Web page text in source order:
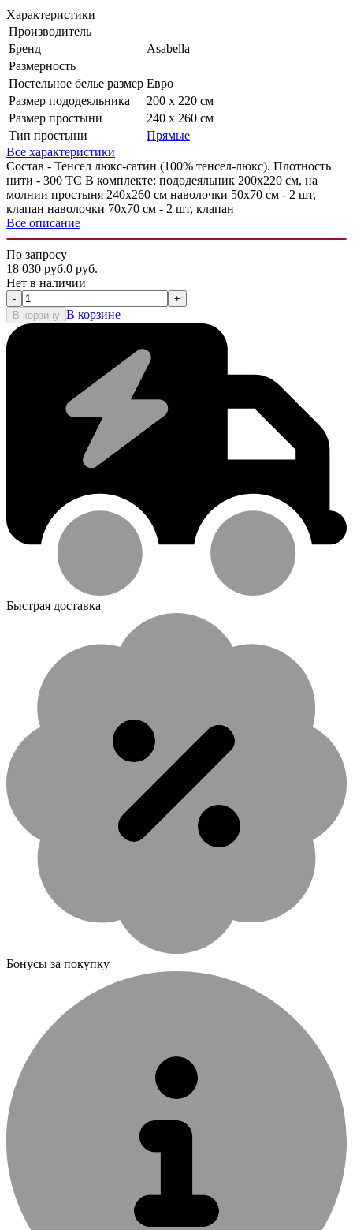
Характеристики
Производитель
Бренд
Asabella
Размерность
Постельное белье размер Евро
Размер пододеяльника
200 х 220 см
Размер простыни
240 х 260 см
Тип простыни
Прямые
Все характеристики
Состав - Тенсел люкс-сатин (100% тенсел-люкс). Плотность
нити - 300 ТС В комплекте: пододеяльник 200х220 см, на
молнии простыня 240х260 см наволочки 50х70 см - 2 шт,
клапан наволочки 70х70 см - 2 шт, клапан
Все описание
По запросу
18 030 руб.0 руб.
Нет в наличии
-
+
В корзину В корзине
Быстрая доставка
Бонусы за покупку